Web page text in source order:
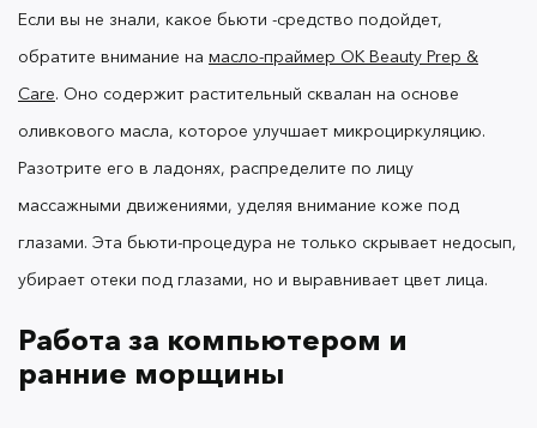
чувствительной, стимулирует
микроциркуляцию и тонизирует.
Сквалан и Витамин Е — удерживают влагу в
излучения и повышают упругость кожи.
НаноситеBB-крем с помощью кушона, чтобы
Если вы не знали, какое бьюти -средство подойдет,
обратите внимание на масло-праймер OK Beauty Prep &
Care. Оно содержит растительный сквалан на основе
оливкового масла, которое улучшает микроциркуляцию.
Разотрите его в ладонях, распределите по лицу
массажными движениями, уделяя внимание коже под
глазами. Эта бьюти-процедура не только скрывает недосып,
убирает отеки под глазами, но и выравнивает цвет лица.
Работа за компьютером и
ранние морщины